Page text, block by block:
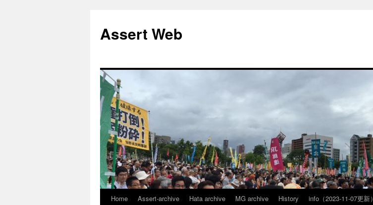
テ
ン
ス
キ
ッ
プ
Assert Web
Home Assert-archive Hata archive MG archive History info（2023-11-07更新）